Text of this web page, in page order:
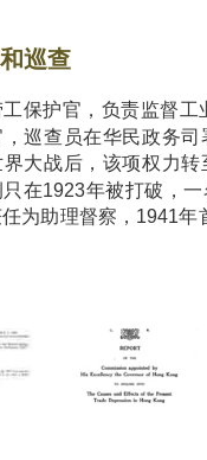
巡查
保护官，负责监督
巡查员在华民政务
大战后，该项权力
在1923年被打破，
为助理督察，1941年